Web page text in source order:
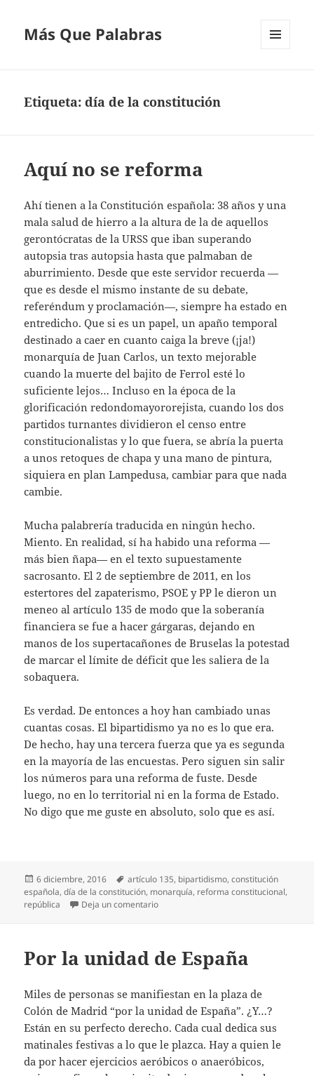
Más Que Palabras
Etiqueta:día de la constitución
Aquí no se reforma
Ahí tienen a la Constitución española: 38 años y una
mala salud de hierro a la altura de la de aquellos
gerontócratas de la URSS que iban superando
autopsia tras autopsia hasta que palmaban de
aburrimiento. Desde que este servidor recuerda —
que es desde el mismo instante de su debate,
referéndum y proclamación—, siempre ha estado en
entredicho. Que si es un papel, un apaño temporal
destinado a caer en cuanto caiga la breve (¡ja!)
monarquía de Juan Carlos, un texto mejorable
cuando la muerte del bajito de Ferrol esté lo
suficiente lejos… Incluso en la época de la
glorificación redondomayororejista, cuando los dos
partidos turnantes dividieron el censo entre
constitucionalistas y lo que fuera, se abría la puerta
a unos retoques de chapa y una mano de pintura,
siquiera en plan Lampedusa, cambiar para que nada
cambie.
Mucha palabrería traducida en ningún hecho.
Miento. En realidad, sí ha habido una reforma —
más bien ñapa— en el texto supuestamente
sacrosanto. El 2 de septiembre de 2011, en los
estertores del zapaterismo, PSOE y PP le dieron un
meneo al artículo 135 de modo que la soberanía
financiera se fue a hacer gárgaras, dejando en
manos de los supertacañones de Bruselas la potestad
de marcar el límite de déficit que les saliera de la
sobaquera.
Es verdad. De entonces a hoy han cambiado unas
cuantas cosas. El bipartidismo ya no es lo que era.
De hecho, hay una tercera fuerza que ya es segunda
en la mayoría de las encuestas. Pero siguen sin salir
los números para una reforma de fuste. Desde
luego, no en lo territorial ni en la forma de Estado.
No digo que me guste en absoluto, solo que es así.
Publicado
el
6 diciembre, 2016 Etiquetas
artículo 135, bipartidismo,constitución
española,día de la constitución, monarquía, reforma constitucional,
república
Deja un comentarioen Aquí no se reforma
Por la unidad de España
Miles de personas se manifiestan en la plaza de
Colón de Madrid “por la unidad de España”. ¿Y…?
Están en su perfecto derecho. Cada cual dedica sus
matinales festivas a lo que le plazca. Hay a quien le
da por hacer ejercicios aeróbicos o anaeróbicos,